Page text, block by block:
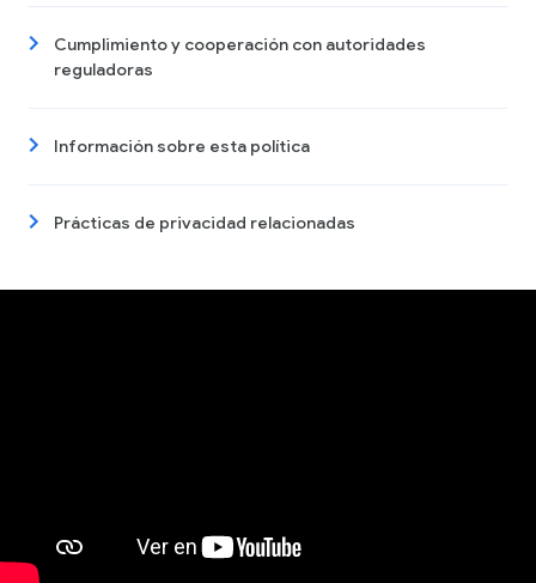
Cumplimiento y cooperación con autoridades
reguladoras
Información sobre esta política
Prácticas de privacidad relacionadas